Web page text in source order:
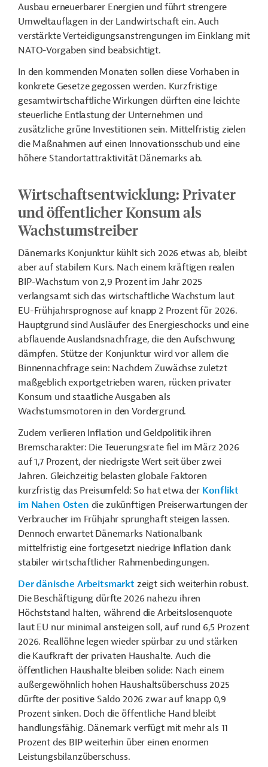
Ausbau erneuerbarer Energien und führt strengere
Umweltauflagen in der Landwirtschaft ein. Auch
verstärkte Verteidigungsanstrengungen im Einklang mit
NATO-Vorgaben sind beabsichtigt.
In den kommenden Monaten sollen diese Vorhaben in
konkrete Gesetze gegossen werden. Kurzfristige
gesamtwirtschaftliche Wirkungen dürften eine leichte
steuerliche Entlastung der Unternehmen und
zusätzliche grüne Investitionen sein. Mittelfristig zielen
die Maßnahmen auf einen Innovationsschub und eine
höhere Standortattraktivität Dänemarks ab.
Wirtschaftsentwicklung: Privater
und öffentlicher Konsum als
Wachstumstreiber
Dänemarks Konjunktur kühlt sich 2026 etwas ab, bleibt
aber auf stabilem Kurs. Nach einem kräftigen realen
BIP-Wachstum von 2,9 Prozent im Jahr 2025
verlangsamt sich das wirtschaftliche Wachstum laut
EU-Frühjahrsprognose auf knapp 2 Prozent für 2026.
Hauptgrund sind Ausläufer des Energieschocks und eine
abflauende Auslandsnachfrage, die den Aufschwung
dämpfen. Stütze der Konjunktur wird vor allem die
Binnennachfrage sein: Nachdem Zuwächse zuletzt
maßgeblich exportgetrieben waren, rücken privater
Konsum und staatliche Ausgaben als
Wachstumsmotoren in den Vordergrund.
Zudem verlieren Inflation und Geldpolitik ihren
Bremscharakter: Die Teuerungsrate fiel im März 2026
auf 1,7 Prozent, der niedrigste Wert seit über zwei
Jahren. Gleichzeitig belasten globale Faktoren
kurzfristig das Preisumfeld: So hat etwa der Konflikt
im Nahen Osten die zukünftigen Preiserwartungen der
Verbraucher im Frühjahr sprunghaft steigen lassen.
Dennoch erwartet Dänemarks Nationalbank
mittelfristig eine fortgesetzt niedrige Inflation dank
stabiler wirtschaftlicher Rahmenbedingungen.
Der dänische Arbeitsmarkt zeigt sich weiterhin robust.
Die Beschäftigung dürfte 2026 nahezu ihren
Höchststand halten, während die Arbeitslosenquote
laut EU nur minimal ansteigen soll, auf rund 6,5 Prozent
2026. Reallöhne legen wieder spürbar zu und stärken
die Kaufkraft der privaten Haushalte. Auch die
öffentlichen Haushalte bleiben solide: Nach einem
außergewöhnlich hohen Haushaltsüberschuss 2025
dürfte der positive Saldo 2026 zwar auf knapp 0,9
Prozent sinken. Doch die öffentliche Hand bleibt
handlungsfähig. Dänemark verfügt mit mehr als 11
Prozent des BIP weiterhin über einen enormen
Leistungsbilanzüberschuss.